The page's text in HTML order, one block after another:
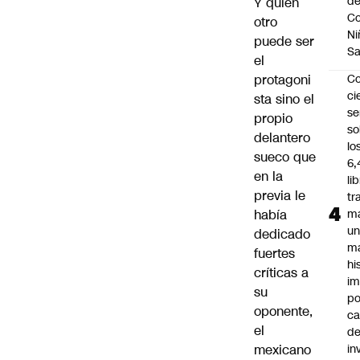
otro
puede ser
el
protagoni
sta sino el
propio
delantero
sueco que
en la
previa le
había
dedicado
fuertes
críticas a
su
oponente,
el
mexicano
un
de